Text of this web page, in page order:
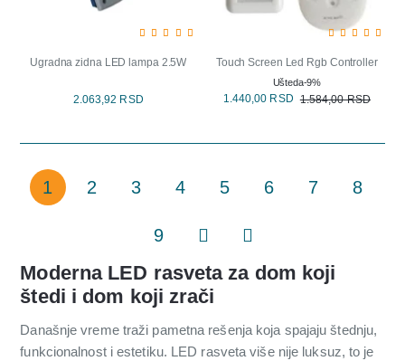
Ugradna zidna LED lampa 2.5W
2.063,92 RSD
-9%
Touch Screen Led Rgb Controller
Ušteda-9%
1.440,00 RSD 1.584,00 RSD
1 2 3 4 5 6 7 8
9
Moderna LED rasveta za dom koji
štedi i dom koji zrači
Današnje vreme traži pametna rešenja koja spajaju štednju,
funkcionalnost i estetiku. LED rasveta više nije luksuz, to je